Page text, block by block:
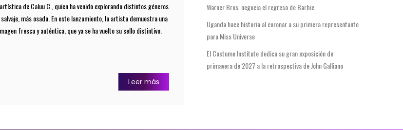
de Caluu C., quien ha venido explorando distintos géneros
más osada. En este lanzamiento, la artista demuestra una
fresca y auténtica, que ya se ha vuelto su sello distintivo.
Leer más
Warner Bros. negocia el regreso de Barbie
Uganda hace historia al coronar a su primera representante
para Miss Universe
El Costume Institute dedica su gran exposición de
primavera de 2027 a la retrospectiva de John Galliano